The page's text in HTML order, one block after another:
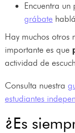
Encuentra un
grábate
Hay muchos otros
importante es que
actividad de
Consulta nuestra
estudiantes
¿Es